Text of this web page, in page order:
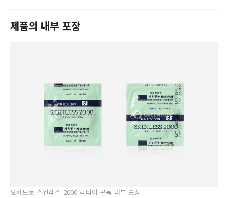
제품의 내부 포장
오카모토 스킨레스 2000 넥타이 콘돔 내부 포장